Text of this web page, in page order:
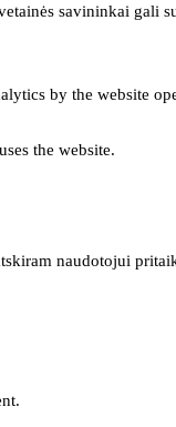
savininkai gali
by the website
the website.
naudotojui